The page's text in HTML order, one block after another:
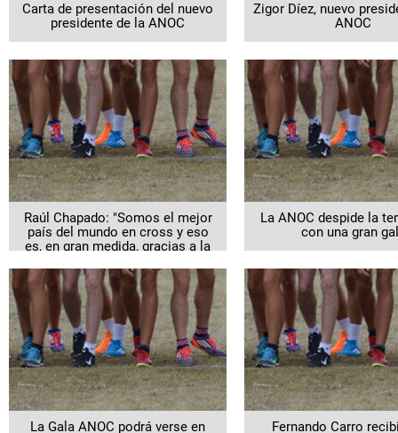
Carta de presentación del nuevo
presidente de la ANOC
Zigor Díez, nuevo
ANOC
Raúl Chapado: "Somos el mejor
país del mundo en cross y eso
es, en gran medida, gracias a la
La ANOC despide la
con una gran
La Gala ANOC podrá verse en
Fernando Carro